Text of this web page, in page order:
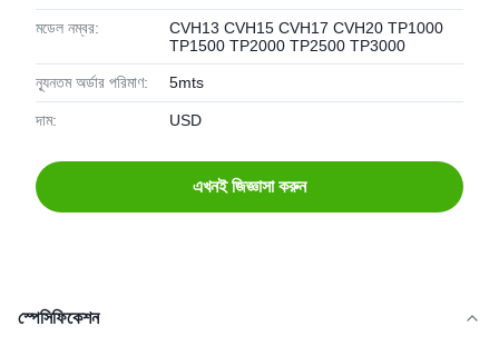
মডেল নম্বর:
CVH13 CVH15 CVH17 CVH20 TP1000
TP1500 TP2000 TP2500 TP3000
ন্যূনতম অর্ডার পরিমাণ: 5mts
দাম: USD
এখনই জিজ্ঞাসা করুন
স্পেসিফিকেশন